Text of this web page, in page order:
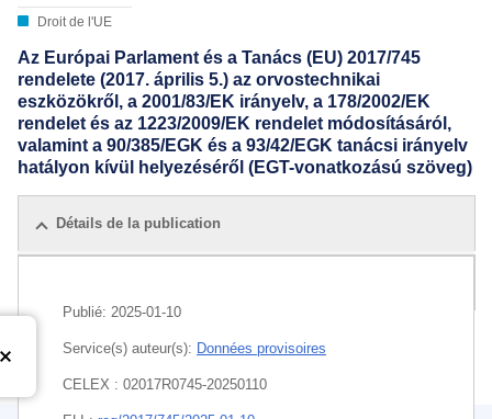
Droit de l'UE
Az Európai Parlament és a Tanács (EU) 2017/745
rendelete (2017. április 5.) az orvostechnikai
eszközökről, a 2001/83/EK irányelv, a 178/2002/EK
rendelet és az 1223/2009/EK rendelet módosításáról,
valamint a 90/385/EGK és a 93/42/EGK tanácsi irányelv
hatályon kívül helyezéséről (EGT-vonatkozású szöveg)
Détails de la publication
Publié: 2025-01-10
Service(s) auteur(s): Données provisoires
CELEX : 02017R0745-20250110